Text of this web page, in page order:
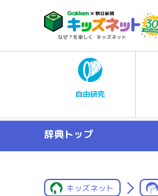
自由研究
辞典トップ
キッズネット